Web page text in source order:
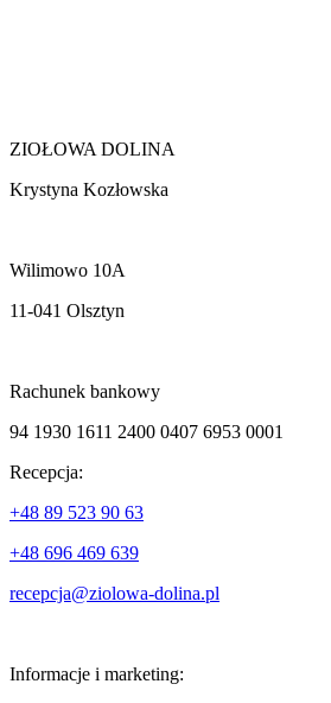
ZIOŁOWA DOLINA
Krystyna Kozłowska
Wilimowo 10A
11-041 Olsztyn
Rachunek bankowy
94 1930 1611 2400 0407 6953 0001
Recepcja:
+48 89 523 90 63
+48 696 469 639
recepcja@ziolowa-dolina.pl
Informacje i marketing: